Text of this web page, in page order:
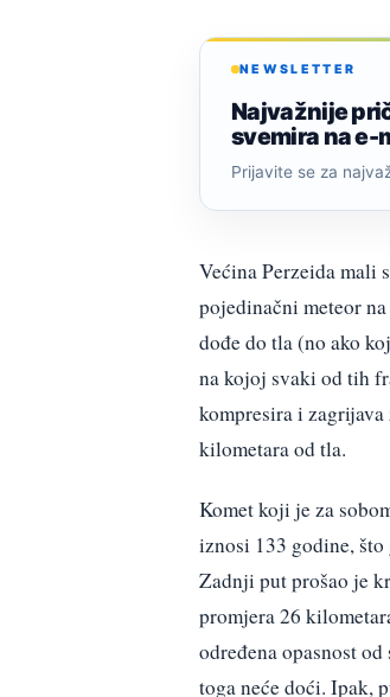
NEWSLETTER
Najvažnije
svemira na e-
Prijavite se za
Većina Perzeida mali
pojedinačni meteor
dođe do tla (no ako
na kojoj svaki od tih
kompresira i
kilometara od tla.
Komet koji je za
iznosi 133 godine,
Zadnji put prošao je
promjera 26
određena opasnost
toga neće doći. Ipak,